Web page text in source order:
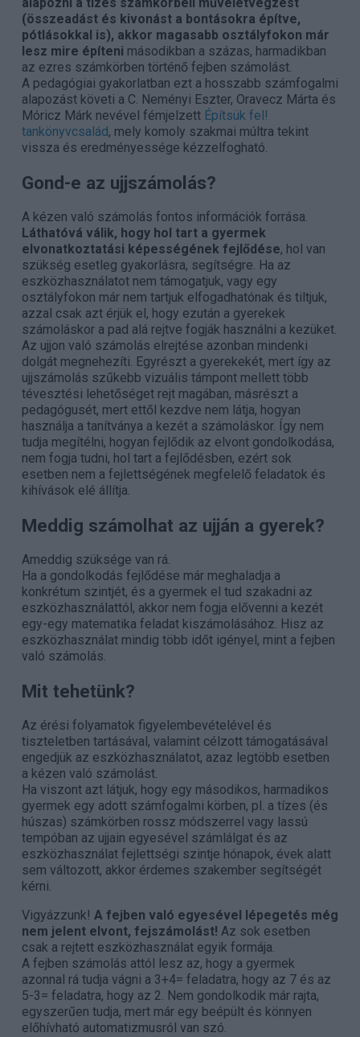
(összeadást és kivonást a bontásokra építve,
pótlásokkal is), akkor magasabb osztályfokon már
lesz mire építeni másodikban a százas, harmadikban
az ezres számkörben történő fejben számolást.
A pedagógiai gyakorlatban ezt a hosszabb számfogalmi
alapozást követi a C. Neményi Eszter, Oravecz Márta és
Móricz Márk nevével fémjelzett Építsük fel!
tankönyvcsalád, mely komoly szakmai múltra tekint
vissza és eredményessége kézzelfogható.
Gond-e az ujjszámolás?
A kézen való számolás fontos információk forrása.
Láthatóvá válik, hogy hol tart a gyermek
elvonatkoztatási képességének fejlődése, hol van
szükség esetleg gyakorlásra, segítségre. Ha az
eszközhasználatot nem támogatjuk, vagy egy
osztályfokon már nem tartjuk elfogadhatónak és tiltjuk,
azzal csak azt érjük el, hogy ezután a gyerekek
számoláskor a pad alá rejtve fogják használni a kezüket.
Az ujjon való számolás elrejtése azonban mindenki
dolgát megnehezíti. Egyrészt a gyerekekét, mert így az
ujjszámolás szűkebb vizuális támpont mellett több
tévesztési lehetőséget rejt magában, másrészt a
pedagógusét, mert ettől kezdve nem látja, hogyan
használja a tanítványa a kezét a számoláskor. Így nem
tudja megítélni, hogyan fejlődik az elvont gondolkodása,
nem fogja tudni, hol tart a fejlődésben, ezért sok
esetben nem a fejlettségének megfelelő feladatok és
kihívások elé állítja.
Meddig számolhat az ujján a gyerek?
Ameddig szüksége van rá.
Ha a gondolkodás fejlődése már meghaladja a
konkrétum szintjét, és a gyermek el tud szakadni az
eszközhasználattól, akkor nem fogja elővenni a kezét
egy-egy matematika feladat kiszámolásához. Hisz az
eszközhasználat mindig több időt igényel, mint a fejben
való számolás.
Mit tehetünk?
Az érési folyamatok figyelembevételével és
tiszteletben tartásával, valamint célzott támogatásával
engedjük az eszközhasználatot, azaz legtöbb esetben
a kézen való számolást.
Ha viszont azt látjuk, hogy egy másodikos, harmadikos
gyermek egy adott számfogalmi körben, pl. a tízes (és
húszas) számkörben rossz módszerrel vagy lassú
tempóban az ujjain egyesével számlálgat és az
eszközhasználat fejlettségi szintje hónapok, évek alatt
sem változott, akkor érdemes szakember segítségét
kérni.
Vigyázzunk! A fejben való egyesével lépegetés még
nem jelent elvont, fejszámolást! Az sok esetben
csak a rejtett eszközhasználat egyik formája.
A fejben számolás attól lesz az, hogy a gyermek
azonnal rá tudja vágni a 3+4= feladatra, hogy az 7 és az
5-3= feladatra, hogy az 2. Nem gondolkodik már rajta,
egyszerűen tudja, mert már egy beépült és könnyen
előhívható automatizmusról van szó.